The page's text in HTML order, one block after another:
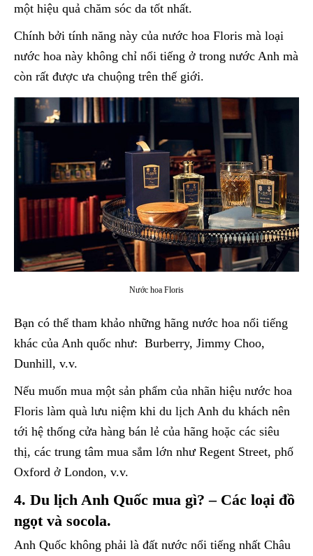
một hiệu quả chăm sóc da tốt nhất.
Chính bởi tính năng này của nước hoa Floris mà loại
nước hoa này không chỉ nổi tiếng ở trong nước Anh mà
còn rất được ưa chuộng trên thế giới.
Nước hoa Floris
Bạn có thể tham khảo những hãng nước hoa nổi tiếng
khác của Anh quốc như: Burberry, Jimmy Choo,
Dunhill, v.v.
Nếu muốn mua một sản phẩm của nhãn hiệu nước hoa
Floris làm quà lưu niệm khi du lịch Anh du khách nên
tới hệ thống cửa hàng bán lẻ của hãng hoặc các siêu
thị, các trung tâm mua sắm lớn như Regent Street, phố
Oxford ở London, v.v.
4. Du lịch Anh Quốc mua gì? – Các loại đồ
ngọt và socola.
Anh Quốc không phải là đất nước nổi tiếng nhất Châu